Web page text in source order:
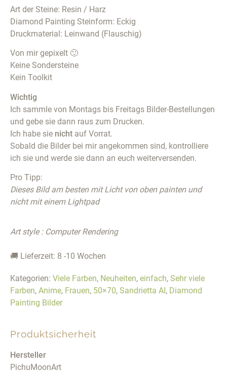
Art der Steine: Resin / Harz
Diamond Painting Steinform: Eckig
Druckmaterial: Leinwand (Flauschig)
Von mir gepixelt 🙂
Keine Sondersteine
Kein Toolkit
Wichtig
Ich sammle von Montags bis Freitags Bilder-Bestellungen
und gebe sie dann raus zum Drucken.
Ich habe sie nicht auf Vorrat.
Sobald die Bilder bei mir angekommen sind, kontrolliere
ich sie und werde sie dann an euch weiterversenden.
Pro Tipp:
Dieses Bild am besten mit Licht von oben painten und
nicht mit einem Lightpad
Art style : Computer Rendering
🚚 Lieferzeit: 8 -10 Wochen
Kategorien: Viele Farben, Neuheiten, einfach, Sehr viele
Farben, Anime, Frauen, 50×70, Sandrietta AI, Diamond
Painting Bilder
Produktsicherheit
Hersteller
PichuMoonArt